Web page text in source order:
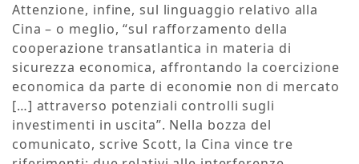
Attenzione, infine, sul linguaggio relativo alla
Cina – o meglio, “sul rafforzamento della
cooperazione transatlantica in materia di
sicurezza economica, affrontando la coercizione
economica da parte di economie non di mercato
[…] attraverso potenziali controlli sugli
investimenti in uscita”. Nella bozza del
comunicato, scrive Scott, la Cina vince tre